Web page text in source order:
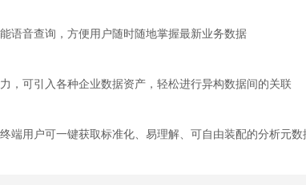
语音查询，方便用户随时随地掌握最新业务数据
，可引入各种企业数据资产，轻松进行异构数据间的关联
端用户可一键获取标准化、易理解、可自由装配的分析元数